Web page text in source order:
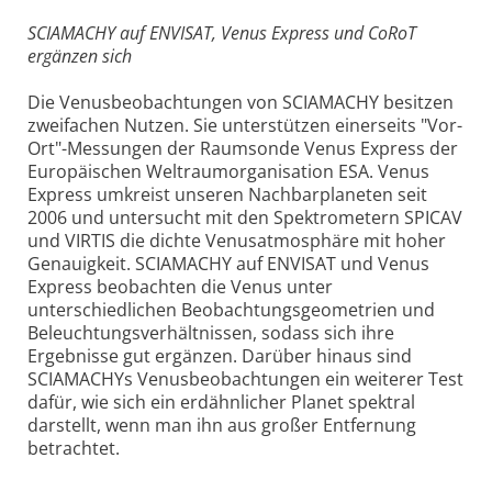
SCIAMACHY auf ENVISAT, Venus Express und CoRoT
ergänzen sich
Die Venusbeobachtungen von SCIAMACHY besitzen
zweifachen Nutzen. Sie unterstützen einerseits "Vor-
Ort"-Messungen der Raumsonde Venus Express der
Europäischen Weltraumorganisation ESA. Venus
Express umkreist unseren Nachbarplaneten seit
2006 und untersucht mit den Spektrometern SPICAV
und VIRTIS die dichte Venusatmosphäre mit hoher
Genauigkeit. SCIAMACHY auf ENVISAT und Venus
Express beobachten die Venus unter
unterschiedlichen Beobachtungsgeometrien und
Beleuchtungsverhältnissen, sodass sich ihre
Ergebnisse gut ergänzen. Darüber hinaus sind
SCIAMACHYs Venusbeobachtungen ein weiterer Test
dafür, wie sich ein erdähnlicher Planet spektral
darstellt, wenn man ihn aus großer Entfernung
betrachtet.